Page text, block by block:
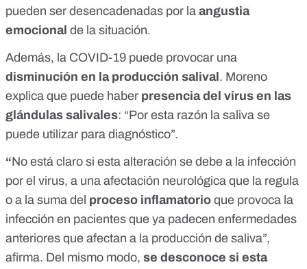
pueden ser desencadenadas por la angustia
emocional de la situación.
Además, la COVID-19 puede provocar una
disminución en la producción salival . Moreno
explica que puede haber presencia del virus en las
glándulas salivales: “Por esta razón la saliva se
puede utilizar para diagnóstico”.
“No está claro si esta alteración se debe a la infección
por el virus, a una afectación neurológica que la regula
o a la suma del proceso inflamatorio que provoca la
infección en pacientes que ya padecen enfermedades
anteriores que afectan a la producción de saliva”,
afirma. Del mismo modo, se desconoce si esta